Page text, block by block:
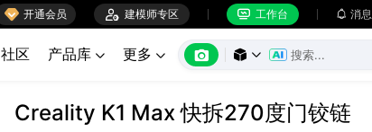
 开通会员  建模师专区  工作台  消息
社区 产品库  更多    
Creality K1 Max 快拆270度门铰链